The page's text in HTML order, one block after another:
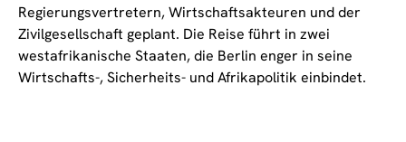
Regierungsvertretern, Wirtschaftsakteuren und der
Zivilgesellschaft geplant. Die Reise führt in zwei
westafrikanische Staaten, die Berlin enger in seine
Wirtschafts-, Sicherheits- und Afrikapolitik einbindet.